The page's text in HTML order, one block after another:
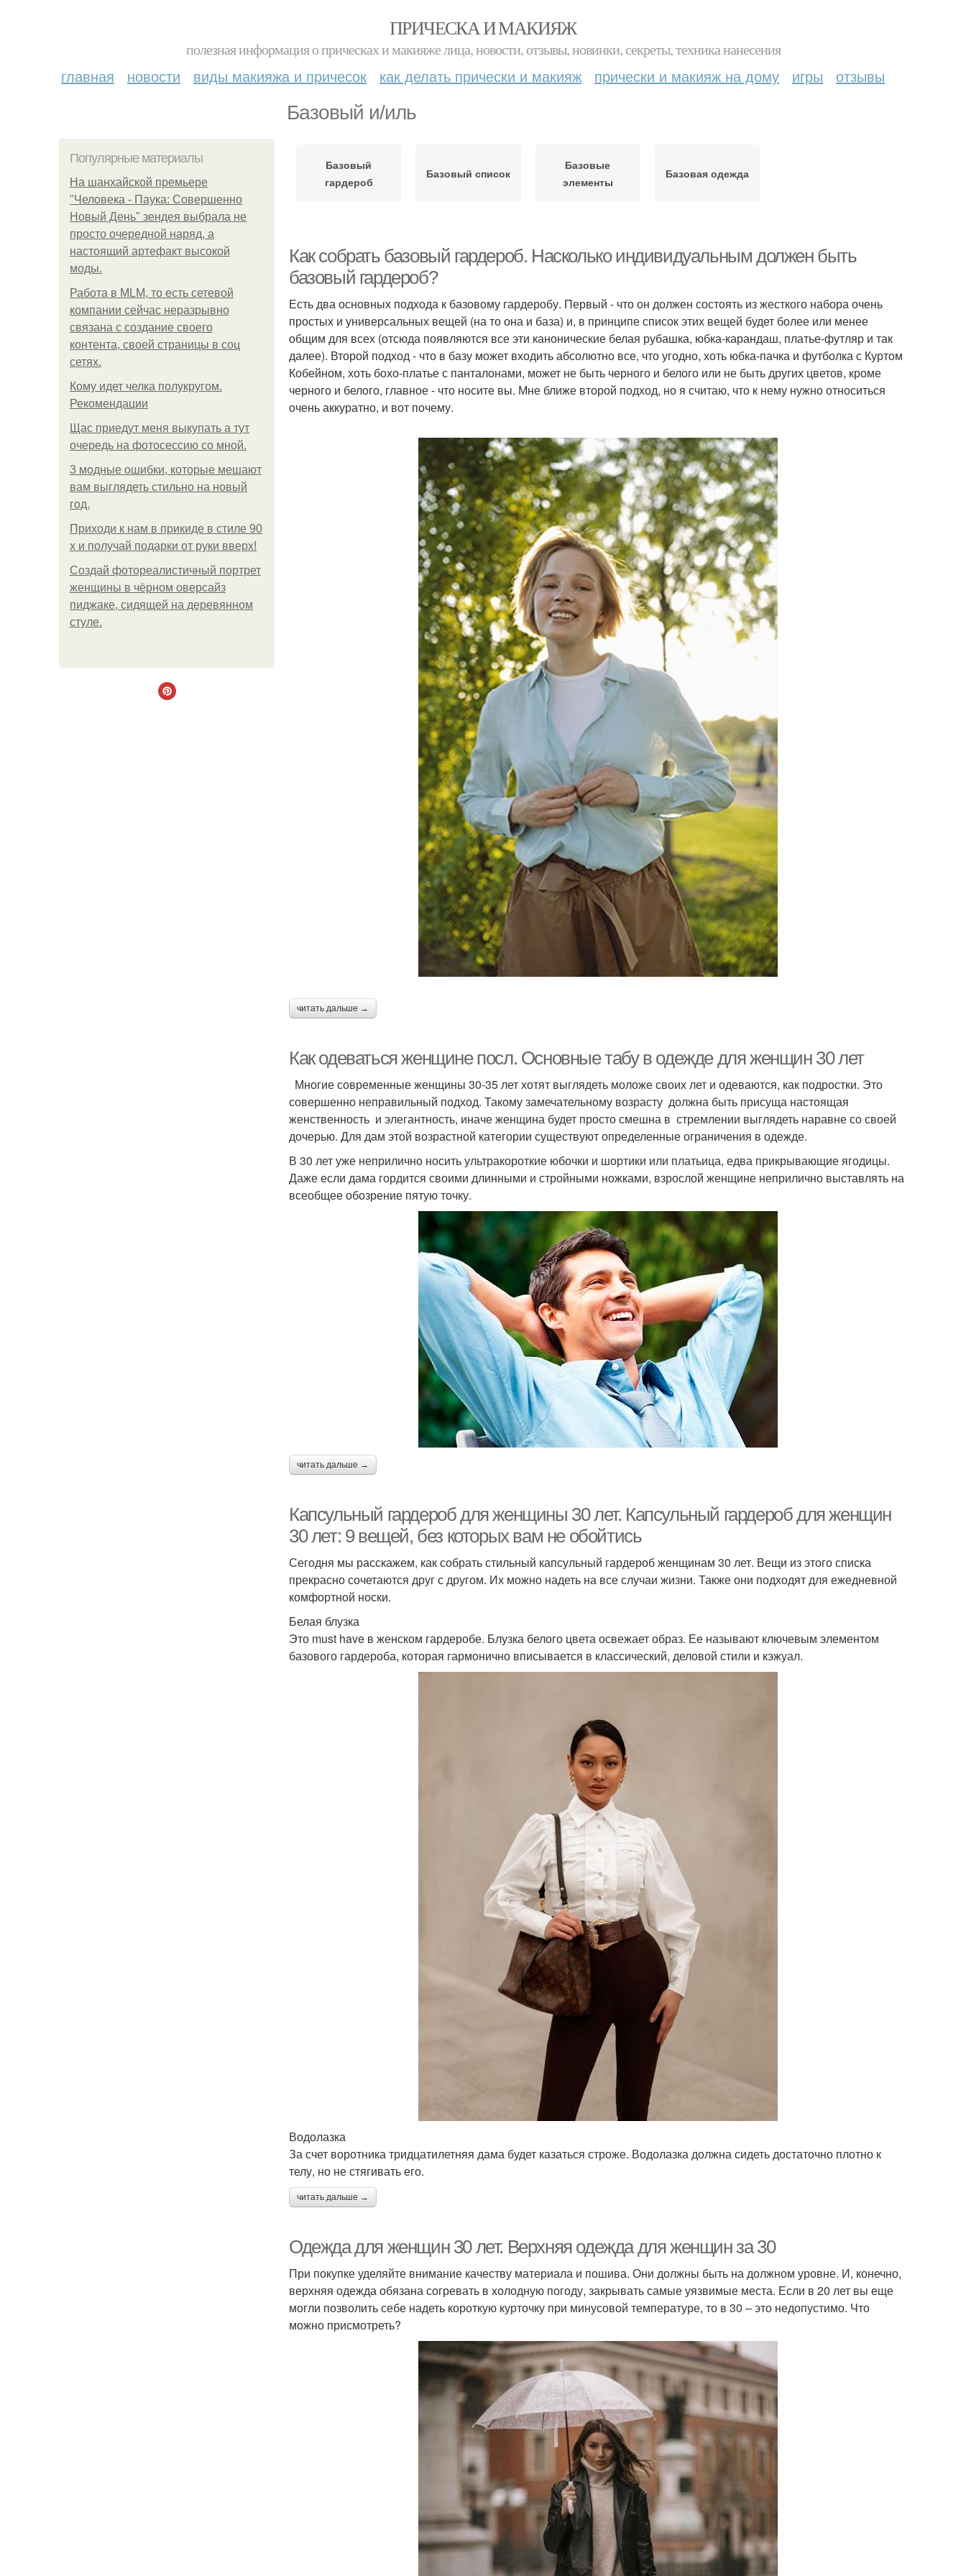
ПРИЧЕСКА И МАКИЯЖ
полезная информация о прическах и макияже лица, новости, отзывы, новинки, секреты, техника нанесения
главная новости виды макияжа и причесок как делать прически и макияж прически и макияж на дому игры отзывы
Базовый и/иль
Популярные материалы
На шанхайской премьере
"Человека - Паука: Совершенно
Новый День" зендея выбрала не
просто очередной наряд, а
настоящий артефакт высокой
моды.
Работа в MLM, то есть сетевой
компании сейчас неразрывно
связана с создание своего
контента, своей страницы в соц
сетях.
Кому идет челка полукругом.
Рекомендации
Щас приедут меня выкупать а тут
очередь на фотосессию со мной.
3 модные ошибки, которые мешают
вам выглядеть стильно на новый
год.
Приходи к нам в прикиде в стиле 90
х и получай подарки от руки вверх!
Создай фотореалистичный портрет
женщины в чёрном оверсайз
пиджаке, сидящей на деревянном
стуле.
Базовый
гардероб
Базовый список
Базовые
элементы
Базовая одежда
Как собрать базовый гардероб. Насколько индивидуальным должен быть
базовый гардероб?
Есть два основных подхода к базовому гардеробу. Первый - что он должен состоять из жесткого набора очень
простых и универсальных вещей (на то она и база) и, в принципе список этих вещей будет более или менее
общим для всех (отсюда появляются все эти канонические белая рубашка, юбка-карандаш, платье-футляр и так
далее). Второй подход - что в базу может входить абсолютно все, что угодно, хоть юбка-пачка и футболка с Куртом
Кобейном, хоть бохо-платье с панталонами, может не быть черного и белого или не быть других цветов, кроме
черного и белого, главное - что носите вы. Мне ближе второй подход, но я считаю, что к нему нужно относиться
очень аккуратно, и вот почему.
читать дальше →
Как одеваться женщине посл. Основные табу в одежде для женщин 30 лет
Многие современные женщины 30-35 лет хотят выглядеть моложе своих лет и одеваются, как подростки. Это
совершенно неправильный подход. Такому замечательному возрасту должна быть присуща настоящая
женственность и элегантность, иначе женщина будет просто смешна в стремлении выглядеть наравне со своей
дочерью. Для дам этой возрастной категории существуют определенные ограничения в одежде.
В 30 лет уже неприлично носить ультракороткие юбочки и шортики или платьица, едва прикрывающие ягодицы.
Даже если дама гордится своими длинными и стройными ножками, взрослой женщине неприлично выставлять на
всеобщее обозрение пятую точку.
читать дальше →
Капсульный гардероб для женщины 30 лет. Капсульный гардероб для женщин
30 лет: 9 вещей, без которых вам не обойтись
Сегодня мы расскажем, как собрать стильный капсульный гардероб женщинам 30 лет. Вещи из этого списка
прекрасно сочетаются друг с другом. Их можно надеть на все случаи жизни. Также они подходят для ежедневной
комфортной носки.
Белая блузка
Это must have в женском гардеробе. Блузка белого цвета освежает образ. Ее называют ключевым элементом
базового гардероба, которая гармонично вписывается в классический, деловой стили и кэжуал.
Водолазка
За счет воротника тридцатилетняя дама будет казаться строже. Водолазка должна сидеть достаточно плотно к
телу, но не стягивать его.
читать дальше →
Одежда для женщин 30 лет. Верхняя одежда для женщин за 30
При покупке уделяйте внимание качеству материала и пошива. Они должны быть на должном уровне. И, конечно,
верхняя одежда обязана согревать в холодную погоду, закрывать самые уязвимые места. Если в 20 лет вы еще
могли позволить себе надеть короткую курточку при минусовой температуре, то в 30 – это недопустимо. Что
можно присмотреть?